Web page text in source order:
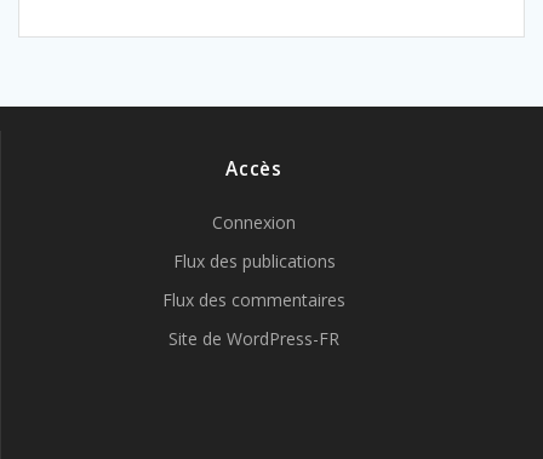
Accès
Connexion
Flux des publications
Flux des commentaires
Site de WordPress-FR